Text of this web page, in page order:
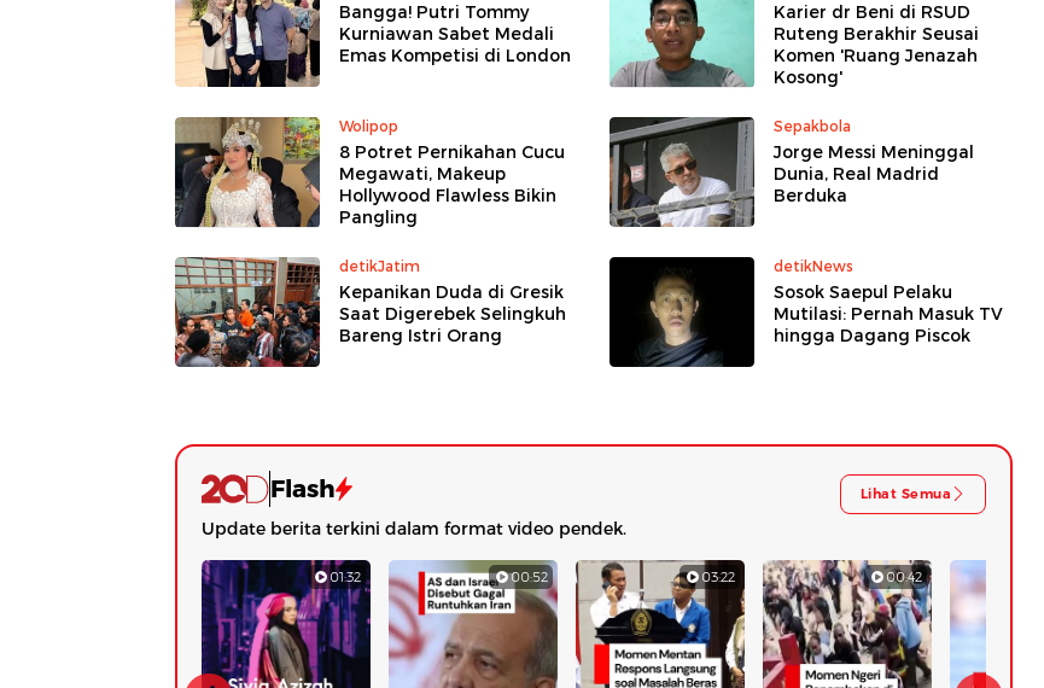
Bangga! Putri Tommy
Kurniawan Sabet Medali
Emas Kompetisi di London
Karier dr Beni di RSUD
Ruteng Berakhir Seusai
Komen 'Ruang Jenazah
Kosong'
Wolipop
8 Potret Pernikahan Cucu
Megawati, Makeup
Hollywood Flawless Bikin
Pangling
Sepakbola
Jorge Messi Meninggal
Dunia, Real Madrid
Berduka
detikJatim
Kepanikan Duda di Gresik
Saat Digerebek Selingkuh
Bareng Istri Orang
detikNews
Sosok Saepul Pelaku
Mutilasi: Pernah Masuk TV
hingga Dagang Piscok
Flash
Update berita terkini dalam format video pendek.
Lihat Semua
01:32 00:52 03:22 00:42